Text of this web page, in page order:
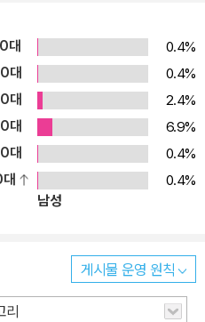
를 생각했고, 아버지가 남긴 그
, 드디어 고향을 갈 수 있게 된 피
버지가 남긴 보물,
는 것! 작가는 전쟁을 통해 겪어
망을 잃지 말아야 한다는 다소 무
버지의 약속을 통해 감동적으로
려고 했던 것은 단순한 책이 아닐
속에서 잃어버리기 쉬운 우리들
꿈꿨던 모든 것들이 담긴 그 시간
석보다 귀한 보물." 아버지가
터의 모습을 찬찬히 들여다보면
대
0.4%
대
0.4%
대
2.4%
대
6.9%
대
0.4%
0.4%
남성
게시물 운영 원칙
리